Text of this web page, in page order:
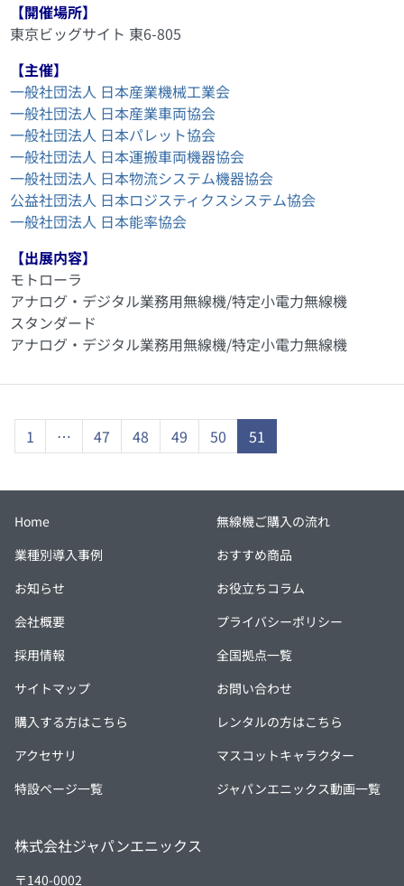
【開催場所】
東京ビッグサイト 東6-805
【主催】
一般社団法人 日本産業機械工業会
一般社団法人 日本産業車両協会
一般社団法人 日本パレット協会
一般社団法人 日本運搬車両機器協会
一般社団法人 日本物流システム機器協会
公益社団法人 日本ロジスティクスシステム協会
一般社団法人 日本能率協会
【出展内容】
モトローラ
アナログ・デジタル業務用無線機/特定小電力無線機
スタンダード
アナログ・デジタル業務用無線機/特定小電力無線機
1 … 47 48 49 50 51
Home
無線機ご購入の流れ
業種別導入事例
おすすめ商品
お知らせ
お役立ちコラム
会社概要
プライバシーポリシー
採用情報
全国拠点一覧
サイトマップ
お問い合わせ
購入する方はこちら
レンタルの方はこちら
アクセサリ
マスコットキャラクター
特設ページ一覧
ジャパンエニックス動画一覧
株式会社ジャパンエニックス
〒140-0002